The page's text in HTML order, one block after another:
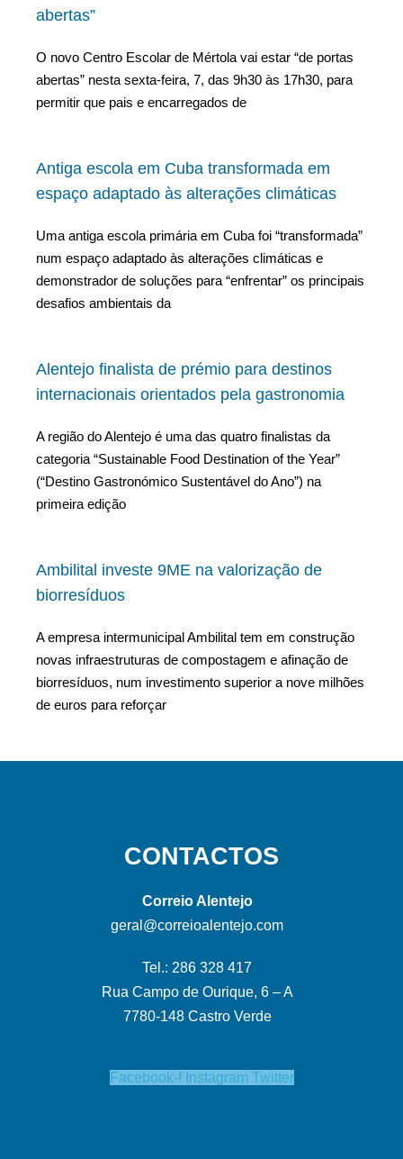
abertas”
O novo Centro Escolar de Mértola vai estar “de portas
abertas” nesta sexta-feira, 7, das 9h30 às 17h30, para
permitir que pais e encarregados de
Antiga escola em Cuba transformada em
espaço adaptado às alterações climáticas
Uma antiga escola primária em Cuba foi “transformada”
num espaço adaptado às alterações climáticas e
demonstrador de soluções para “enfrentar” os principais
desafios ambientais da
Alentejo finalista de prémio para destinos
internacionais orientados pela gastronomia
A região do Alentejo é uma das quatro finalistas da
categoria “Sustainable Food Destination of the Year”
(“Destino Gastronómico Sustentável do Ano”) na
primeira edição
Ambilital investe 9ME na valorização de
biorresíduos
A empresa intermunicipal Ambilital tem em construção
novas infraestruturas de compostagem e afinação de
biorresíduos, num investimento superior a nove milhões
de euros para reforçar
CONTACTOS
Correio Alentejo
geral@correioalentejo.com
Tel.: 286 328 417
Rua Campo de Ourique, 6 – A
7780-148 Castro Verde
Facebook-f Instagram Twitter